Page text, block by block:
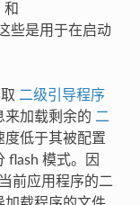
和
些是用于在启动
二级引导程序
来加载剩余的 二
度低于其被配置
flash 模式。因
前应用程序的二